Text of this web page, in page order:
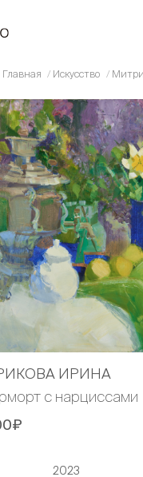
Главная Искусство
ИРИНА
с нарциссами
2023